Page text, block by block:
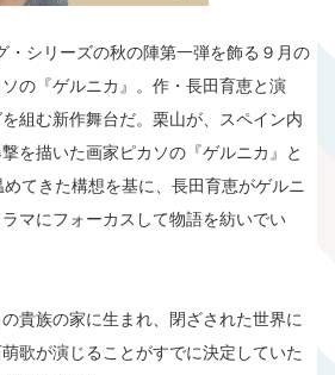
・シリーズの秋の陣第一弾を飾る９月の
ソの『ゲルニカ』。作・長田育恵と演
組む新作舞台だ。栗山が、スペイン内
を描いた画家ピカソの『ゲルニカ』と
てきた構想を基に、長田育恵がゲルニ
マにフォーカスして物語を紡いでい
貴族の家に生まれ、閉ざされた世界に
歌が演じることがすでに決定していた